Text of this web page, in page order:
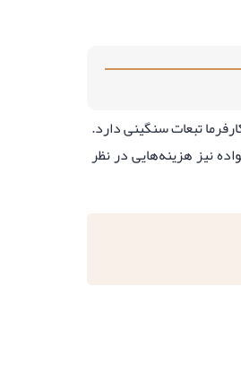
تبعات سنگینی دارد.
نیز هزینه‌هایی در نظر